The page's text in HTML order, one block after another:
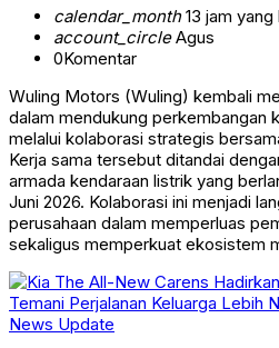
calendar_month13 jam yang
account_circleAgus
0Komentar
Wuling Motors (Wuling) kembali
dalam mendukung perkembangan
melalui kolaborasi strategis
Kerja sama tersebut ditandai
armada kendaraan listrik yang
Juni 2026. Kolaborasi ini menjadi
perusahaan dalam memperluas
sekaligus memperkuat ekosistem
News Update